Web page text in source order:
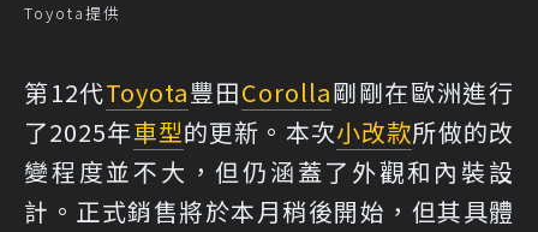
Toyota提供
第12代Toyota豐田Corolla剛剛在歐洲進行
了2025年車型的更新。本次小改款所做的改
變程度並不大，但仍涵蓋了外觀和內裝設
計。正式銷售將於本月稍後開始，但其具體